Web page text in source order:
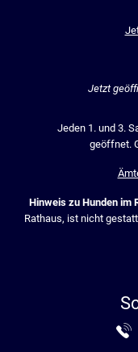
Klicken,
Jetzt
Jeden 1. und 3.
geöffnet.
Hinweis zu Hunden im
Rathaus, ist nicht